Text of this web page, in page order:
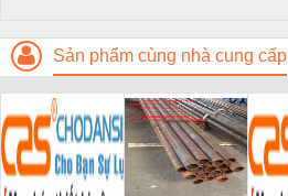
Sản phẩm cùng nhà cung cấp